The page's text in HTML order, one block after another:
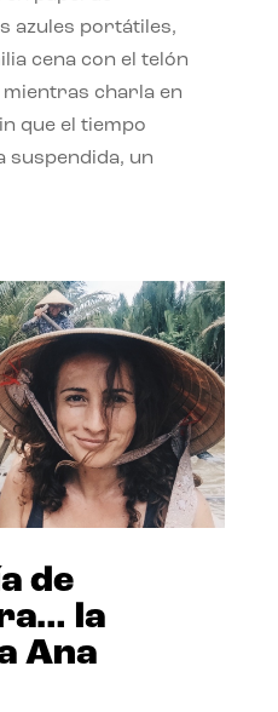
azules portátiles,
cena con el telón
mientras charla en
que el tiempo
suspendida, un
de
la
Ana